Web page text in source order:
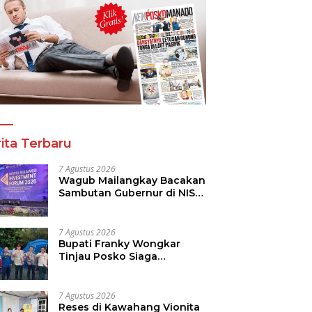
Terbaru
7 Agustus 2026
Wagub Mailangkay Bacakan
Sambutan Gubernur di NISF
Hilirisasi Kelapa ke Investor
7 Agustus 2026
Bupati Franky Wongkar
Tinjau Posko Siaga
Musim Kemarau
7 Agustus 2026
Reses di Kawahang Vionita